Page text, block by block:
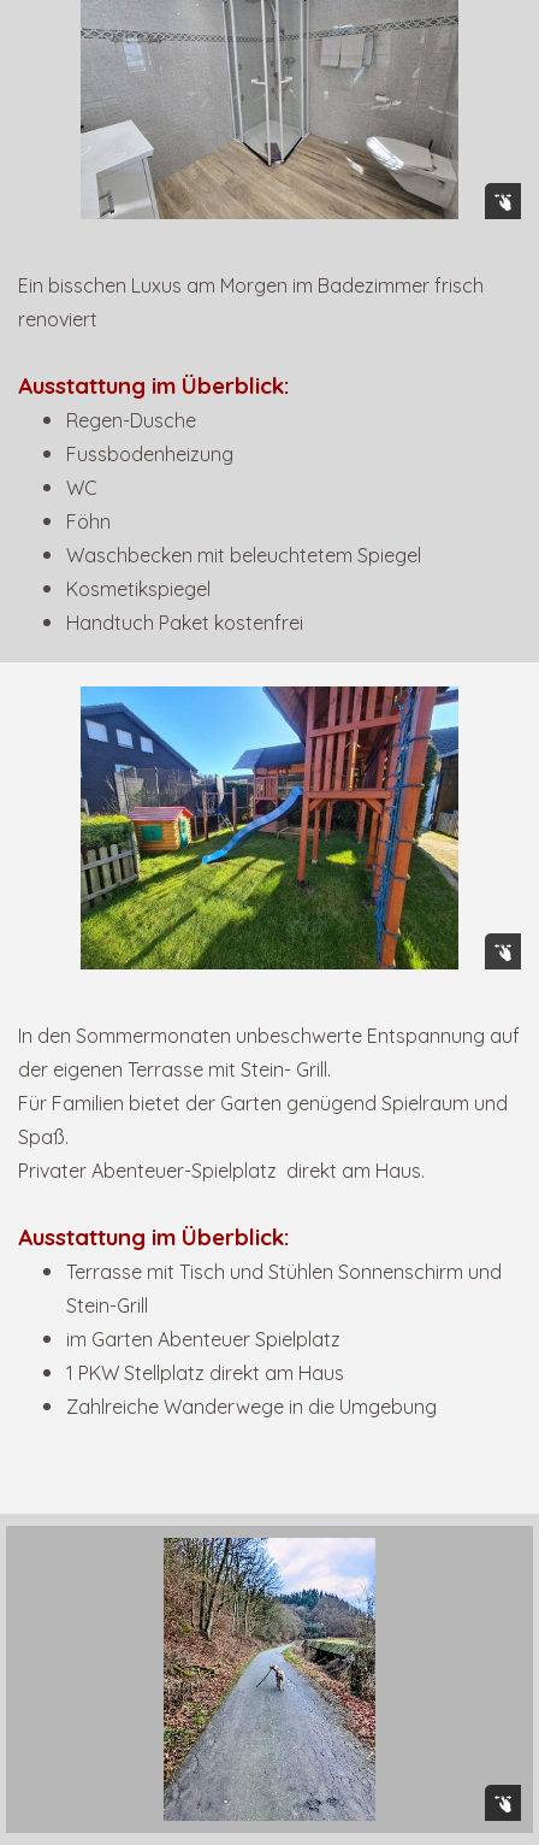
Ein bisschen Luxus am Morgen im Badezimmer frisch
renoviert
Ausstattung im Überblick:
Regen-Dusche
Fussbodenheizung
WC
Föhn
Waschbecken mit beleuchtetem Spiegel
Kosmetikspiegel
Handtuch Paket kostenfrei
In den Sommermonaten unbeschwerte Entspannung auf
der eigenen Terrasse mit Stein- Grill.
Für Familien bietet der Garten genügend Spielraum und
Spaß.
Privater Abenteuer-Spielplatz direkt am Haus.
Ausstattung im Überblick:
Terrasse mit Tisch und Stühlen Sonnenschirm und
Stein-Grill
im Garten Abenteuer Spielplatz
1 PKW Stellplatz direkt am Haus
Zahlreiche Wanderwege in die Umgebung